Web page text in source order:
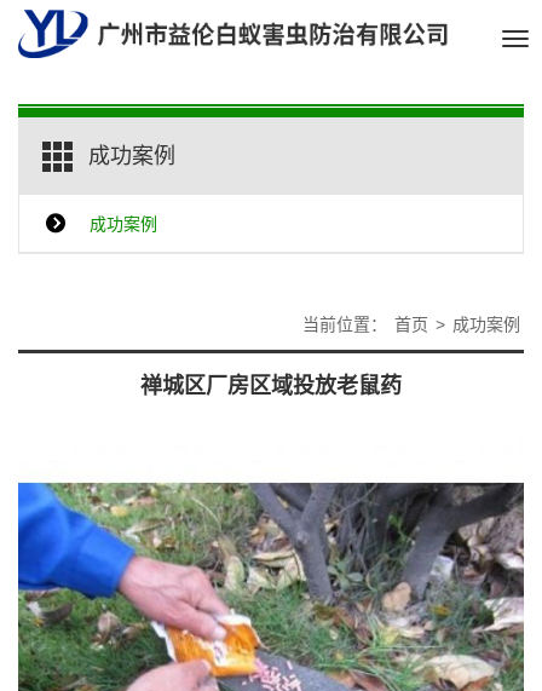
成功案例
成功案例
当前位置： 首页 > 成功案例
禅城区厂房区域投放老鼠药